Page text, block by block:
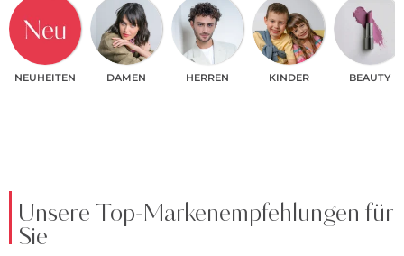
NEUHEITEN DAMEN HERREN KINDER BEAUTY
Unsere Top-Markenempfehlungen für
Sie